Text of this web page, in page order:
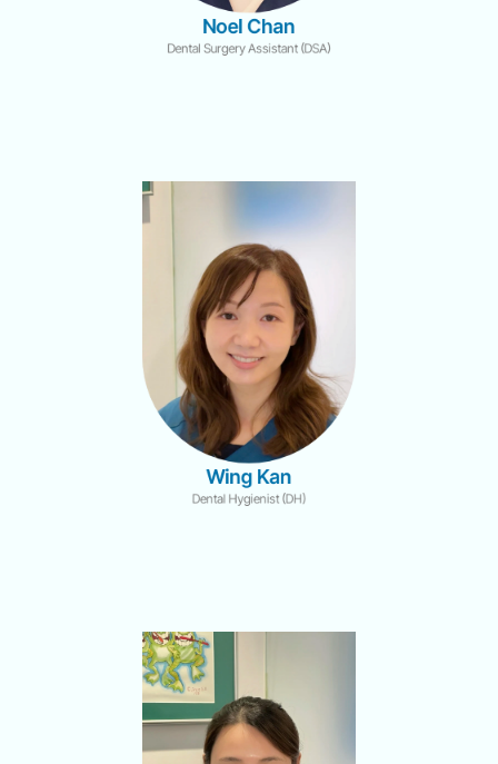
Noel Chan
Dental Surgery Assistant (DSA)
Wing Kan
Dental Hygienist (DH)